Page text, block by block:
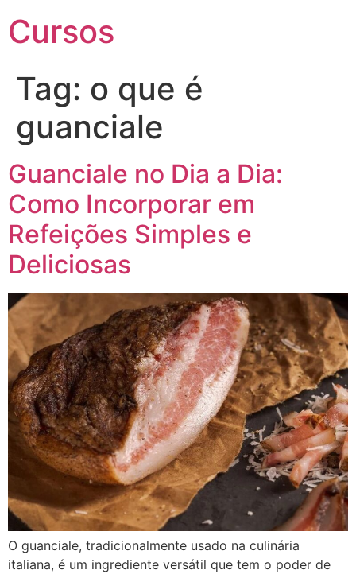
Cursos
Tag: o que é
guanciale
Guanciale no Dia a Dia:
Como Incorporar em
Refeições Simples e
Deliciosas
O guanciale, tradicionalmente usado na culinária
italiana, é um ingrediente versátil que tem o poder de